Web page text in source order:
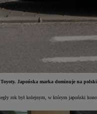
Japońska marka dominuje na
rok był kolejnym, w którym japoński